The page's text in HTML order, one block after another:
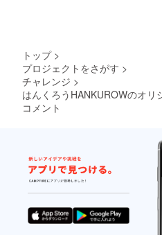
トップ >
プロジェクトをさがす >
チャレンジ >
はんくろうHANKUROWのオリ
コメント